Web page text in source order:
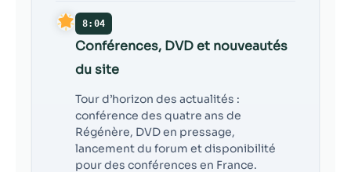
8:04
Conférences, DVD et nouveautés
du site
Tour d’horizon des actualités :
conférence des quatre ans de
Régénère, DVD en pressage,
lancement du forum et disponibilité
pour des conférences en France.